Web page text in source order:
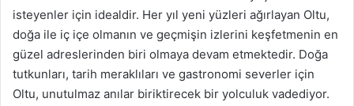
isteyenler için idealdir. Her yıl yeni yüzleri ağırlayan Oltu,
doğa ile iç içe olmanın ve geçmişin izlerini keşfetmenin en
güzel adreslerinden biri olmaya devam etmektedir. Doğa
tutkunları, tarih meraklıları ve gastronomi severler için
Oltu, unutulmaz anılar biriktirecek bir yolculuk vadediyor.